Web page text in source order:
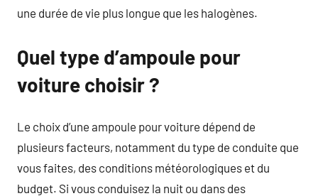
une durée de vie plus longue que les halogènes.
Quel type d’ampoule pour
voiture choisir ?
Le choix d’une ampoule pour voiture dépend de
plusieurs facteurs, notamment du type de conduite que
vous faites, des conditions météorologiques et du
budget. Si vous conduisez la nuit ou dans des